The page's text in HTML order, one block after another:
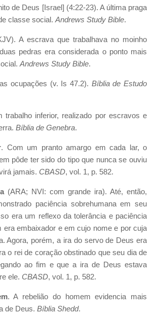
de Deus [Israel] (4:22-23). A última praga
classe social. Andrews Study Bible.
A escrava que trabalhava no moinho
pedras era considerada o ponto mais
Andrews Study Bible.
ocupações (v. Is 47.2). Bíblia de Estudo
trabalho inferior, realizado por escravos e
Bíblia de Genebra.
. Com um pranto amargo em cada lar, o
pôde ter sido do tipo que nunca se ouviu
jamais. CBASD, vol. 1, p. 582.
(ARA; NVI: com grande ira). Até, então,
paciência sobrehumana em seu
era um reflexo da tolerância e paciência
era embaixador e em cujo nome e por cuja
Agora, porém, a ira do servo de Deus era
o rei de coração obstinado que seu dia de
ao fim e que a ira de Deus estava
ele. CBASD, vol. 1, p. 582.
. A rebelião do homem evidencia mais
de Deus. Bíblia Shedd.